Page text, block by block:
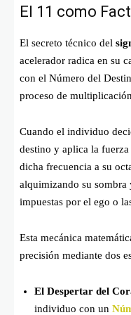
El 11 como
El secreto técnico del
acelerador radica en su
con el Número del
proceso de
Cuando el individuo
destino y aplica la
dicha frecuencia a su
alquimizando su
impuestas por el ego o
Esta mecánica
precisión mediante dos
El Despertar del
individuo con un